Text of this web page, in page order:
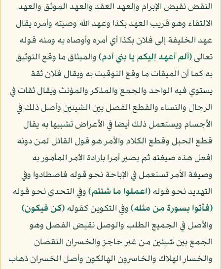
النقض نقيض الإبرام والعهد العقد والعهد الموثق والعهد
الالتقاء وهو قريب العهد بكذا وعهد الله وصيته وأمره يقال
عهد الخليفة إلى فلان بكذا أي أمره وأوصاه به ومنه قوله
تعالى﴿ألم أعهد إليكم يا بني آدم﴾والميثاق ما وقع التوثيق
به كما أن الميقات ما وقع التوقيت به ويقال فلان ثقة
يستوي فيه الواحد والجمع والمذكر والمؤنث ويقال ثقات في
الرجال والنساء والقطع الفصل بين الشيئين وأصل ذلك في
الأجسام ويستعمل ذلك أيضا في الأعراض تشبيها به يقال
قطع الحبل وقطع الكلام والأمر هو قول القائل لمن دونه
افعل هذه صيغته ثم يصير أمرا بإرادة الآمر المأمور به
وصيغة الأمر تستعمل في الإباحة نحو قوله فاصطادوا وفي
التهديد نحو قوله﴿اعملوا ما شئتم﴾وفي التحدي نحو قوله
﴿فأتوا بسورة من مثله﴾وفي التكوين كقوله﴿كن فيكون﴾
والأصل في الجميع الطلب والوصل نقيض الفصل وهو
الجمع بين شيئين من غير حاجز والخسران النقصان
والخسار الهلاك والخاسرون الهالكون وأصل الخسران ذهاب